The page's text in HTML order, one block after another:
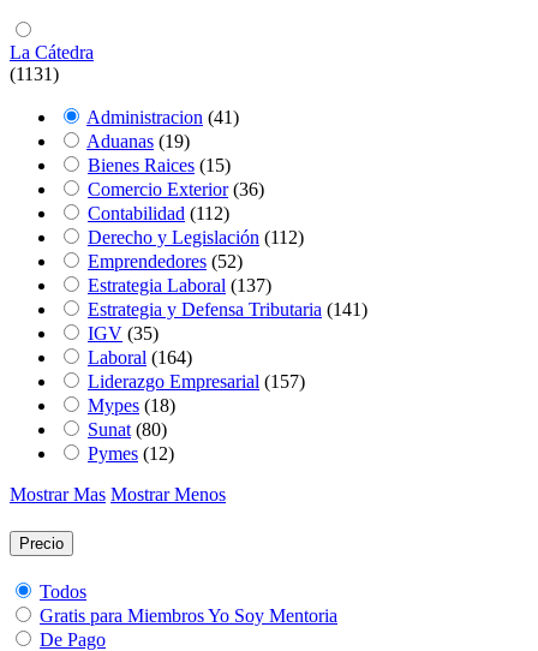
La Cátedra
(1131)
Administracion (41)
Aduanas (19)
Bienes Raices (15)
Comercio Exterior (36)
Contabilidad (112)
Derecho y Legislación (112)
Emprendedores (52)
Estrategia Laboral (137)
Estrategia y Defensa Tributaria (141)
IGV (35)
Laboral (164)
Liderazgo Empresarial (157)
Mypes (18)
Sunat (80)
Pymes (12)
Mostrar Mas Mostrar Menos
Precio
Todos
Gratis para Miembros Yo Soy Mentoria
De Pago